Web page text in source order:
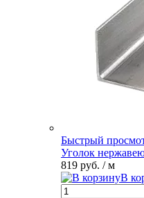
Быстрый
Уголок
819 руб. / м
В